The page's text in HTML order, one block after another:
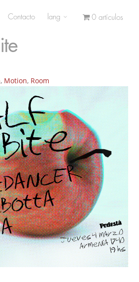
Contacto lang 0 artículos
, Motion, Room